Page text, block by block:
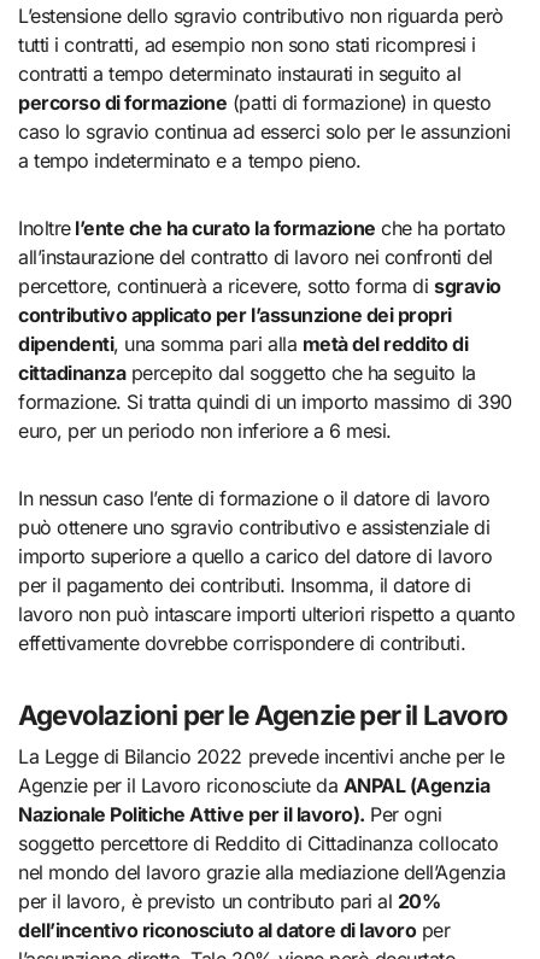
L’estensione dello sgravio contributivo non riguarda però
tutti i contratti, ad esempio non sono stati ricompresi i
contratti a tempo determinato instaurati in seguito al
percorso di formazione (patti di formazione) in questo
caso lo sgravio continua ad esserci solo per le assunzioni
a tempo indeterminato e a tempo pieno.
Inoltrel’ente che ha curato la formazione che ha portato
all’instaurazione del contratto di lavoro nei confronti del
percettore, continuerà a ricevere, sotto forma di sgravio
contributivo applicato per l’assunzione dei propri
dipendenti, una somma pari alla metà del reddito di
cittadinanzapercepito dal soggetto che ha seguito la
formazione. Si tratta quindi di un importo massimo di 390
euro, per un periodo non inferiore a 6 mesi.
In nessun caso l’ente di formazione o il datore di lavoro
può ottenere uno sgravio contributivo e assistenziale di
importo superiore a quello a carico del datore di lavoro
per il pagamento dei contributi. Insomma, il datore di
lavoro non può intascare importi ulteriori rispetto a quanto
effettivamente dovrebbe corrispondere di contributi.
Agevolazioni per le Agenzie per il Lavoro
La Legge di Bilancio 2022 prevede incentivi anche per le
Agenzie per il Lavoro riconosciute da ANPAL (Agenzia
Nazionale Politiche Attive per il lavoro). Per ogni
soggetto percettore di Reddito di Cittadinanza collocato
nel mondo del lavoro grazie alla mediazione dell’Agenzia
per il lavoro, è previsto un contributo pari al 20%
dell’incentivo riconosciuto al datore di lavoroper